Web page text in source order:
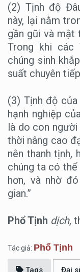
(2) Tịnh độ
này, lại nằm
gần gũi và mật
Trong khi các
chúng sinh
suất chuyên
(3) Tịnh độ
hạnh nghiệp
là do con
thời nâng cao
nên thanh tịnh,
chúng ta có
hơn, và nhờ
gian.”
Phổ Tịnh dịch,
Tác giả: Phổ Tịnh
Tags Đại